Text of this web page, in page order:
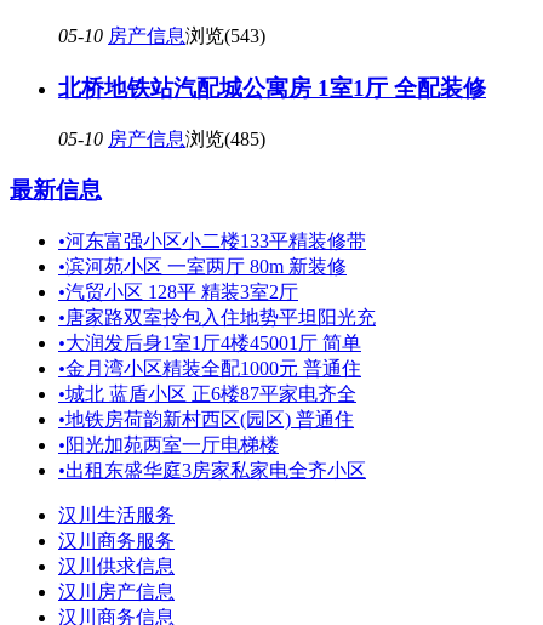
05-10 房产信息浏览(543)
北桥地铁站汽配城公寓房 1室1厅 全配装修
05-10 房产信息浏览(485)
最新信息
•河东富强小区小二楼133平精装修带
•滨河苑小区 一室两厅 80m 新装修
•汽贸小区 128平 精装3室2厅
•唐家路双室拎包入住地势平坦阳光充
•大润发后身1室1厅4楼45001厅 简单
•金月湾小区精装全配1000元 普通住
•城北 蓝盾小区 正6楼87平家电齐全
•地铁房荷韵新村西区(园区) 普通住
•阳光加苑两室一厅电梯楼
•出租东盛华庭3房家私家电全齐小区
汉川生活服务
汉川商务服务
汉川供求信息
汉川房产信息
汉川商务信息